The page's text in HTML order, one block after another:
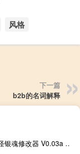
风格
下一篇
b2b的名词解释
口袋妖怪银魂修改器 V0.03a 绿色免费版（口袋妖怪银魂修改器 V0.03a 绿色免费版功能简介）